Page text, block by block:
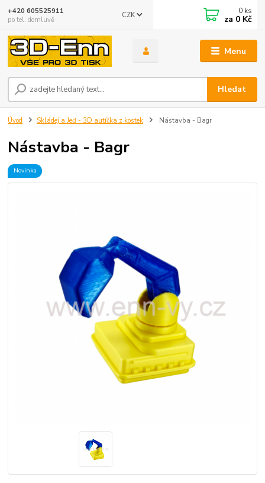
Menu
CZK
Hledat
+420 605525911
po tel. domluvě
0 ks
za 0 Kč
Úvod Skládej a Jeď - 3D autíčka z kostek Nástavba - Bagr
Nástavba - Bagr
Novinka